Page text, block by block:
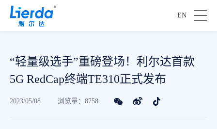
EN
“轻量级选手”重磅登场！利尔达首款
5G RedCap终端TE310正式发布
2023/05/08 浏览量：8758